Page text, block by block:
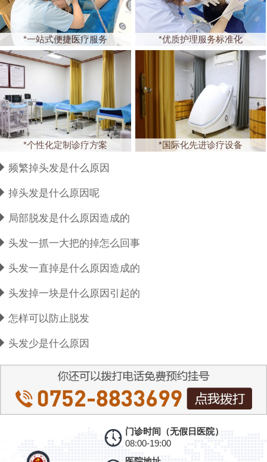
*一站式便捷医疗服务 *优质护理服务标准化
*个性化定制诊疗方案 *国际化先进诊疗设备
频繁掉头发是什么原因
掉头发是什么原因呢
局部脱发是什么原因造成的
头发一抓一大把的掉怎么回事
头发一直掉是什么原因造成的
头发掉一块是什么原因引起的
怎样可以防止脱发
头发少是什么原因
门诊时间（无假日医院）
08:00-19:00